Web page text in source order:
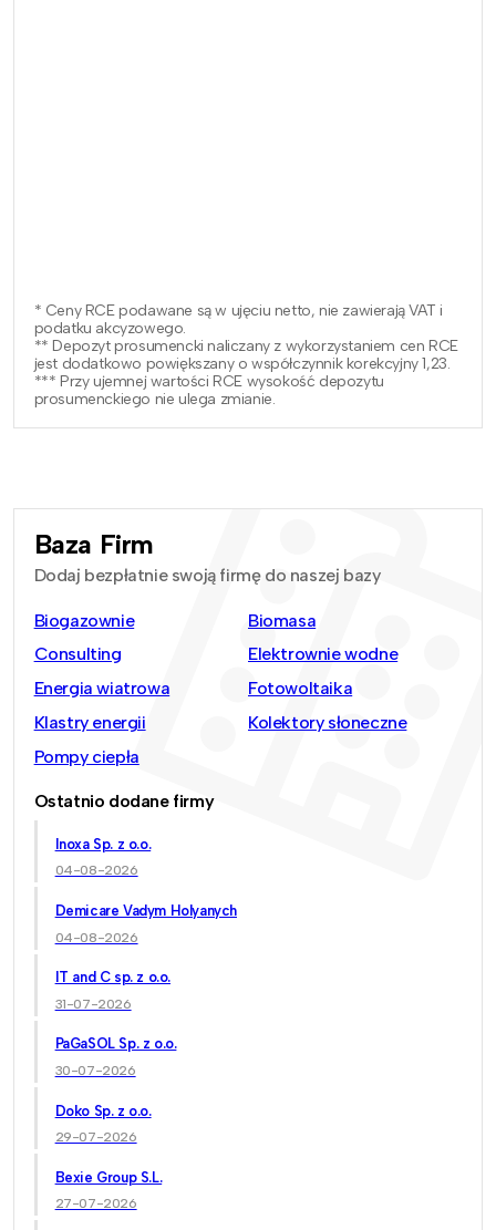
* Ceny RCE podawane są w ujęciu netto, nie zawierają VAT i
podatku akcyzowego.
** Depozyt prosumencki naliczany z wykorzystaniem cen RCE
jest dodatkowo powiększany o współczynnik korekcyjny 1,23.
*** Przy ujemnej wartości RCE wysokość depozytu
prosumenckiego nie ulega zmianie.
Baza Firm
Dodaj bezpłatnie swoją firmę do naszej bazy
Biogazownie
Biomasa
Consulting
Elektrownie wodne
Energia wiatrowa
Fotowoltaika
Klastry energii
Kolektory słoneczne
Pompy ciepła
Ostatnio dodane firmy
Inoxa Sp. z o.o.
04-08-2026
Demicare Vadym Holyanych
04-08-2026
IT and C sp. z o.o.
31-07-2026
PaGaSOL Sp. z o.o.
30-07-2026
Doko Sp. z o.o.
29-07-2026
Bexie Group S.L.
27-07-2026